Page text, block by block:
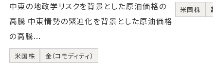
中東の地政学リスクを背景とした原油価格の
高騰 中東情勢の緊迫化を背景とした原油価格
の高騰...
米国株 金（コモディティ）
米国株